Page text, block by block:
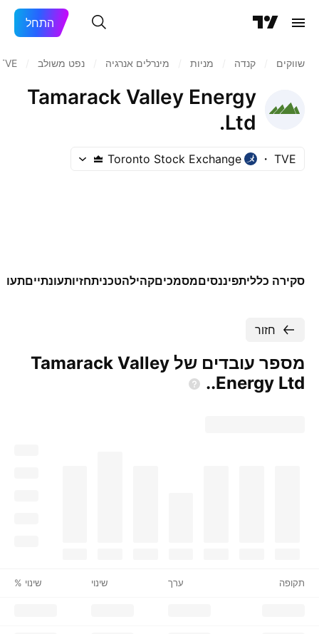
התחל
שווקים קנדה מניות‏ מינרלים אנרגיה נפט משולב
Tamarack Valley Energy
Ltd.
TVE
Toronto Stock Exchange
סקירה כלליתפיננסיםמסמכיםקהילהטכניתחזיותעונתיים
חזור
מספר עובדים של Tamarack Valley
Energy Ltd..
תקופה ערך שינוי שינוי %